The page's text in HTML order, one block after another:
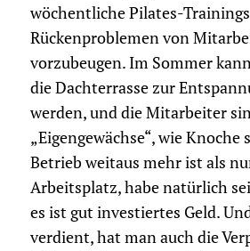
wöchentliche Pilates-
Rückenproblemen von
vorzubeugen. Im Sommer
die Dachterrasse zur
werden, und die Mitarbeiter
„Eigengewächse“, wie Knoche
Betrieb weitaus mehr ist als
Arbeitsplatz, habe natürlich
es ist gut investiertes Geld.
verdient, hat man auch die